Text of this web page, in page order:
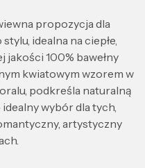
propozycja dla
idealna na ciepłe,
jakości 100% bawełny
kwiatowym wzorem w
podkreśla naturalną
wybór dla tych,
artystyczny